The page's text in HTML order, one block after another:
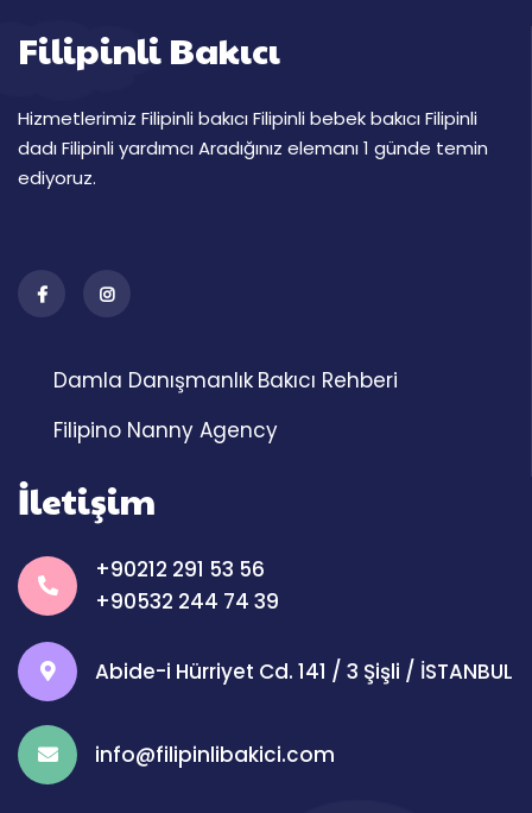
Filipinli Bakıcı
Hizmetlerimiz Filipinli bakıcı Filipinli bebek bakıcı Filipinli
dadı Filipinli yardımcı Aradığınız elemanı 1 günde temin
ediyoruz.
Damla Danışmanlık Bakıcı Rehberi
Filipino Nanny Agency
İletişim
+90212 291 53 56
+90532 244 74 39
Abide-i Hürriyet Cd. 141 / 3 Şişli / İSTANBUL
info@filipinlibakici.com